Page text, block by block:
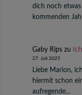
dich noch
kommenden
Gaby Ripszu
27. Juli 2025
Liebe Marion,
hiermit schon
aufregende…